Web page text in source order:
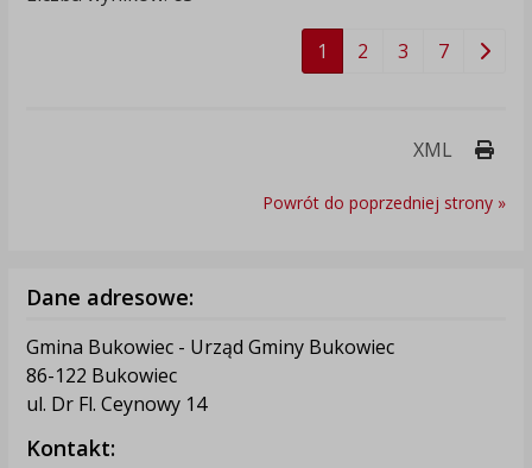
1 2 3 7
XML
Powrót do poprzedniej strony »
Dane adresowe:
Gmina Bukowiec - Urząd Gminy Bukowiec
86-122 Bukowiec
ul. Dr Fl. Ceynowy 14
Kontakt: